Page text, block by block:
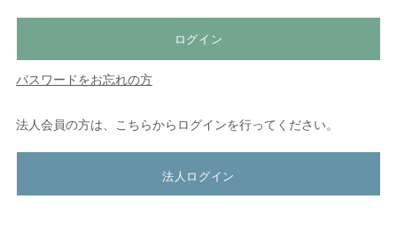
ログイン
パスワードをお忘れの方
法人会員の方は、こちらからログインを行ってください。
法人ログイン